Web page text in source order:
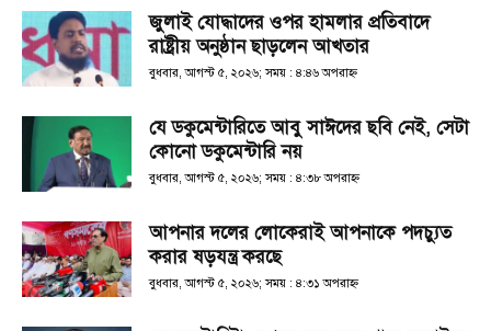
জুলাই যোদ্ধাদের ওপর হামলার প্রতিবাদে
রাষ্ট্রীয় অনুষ্ঠান ছাড়লেন আখতার
বুধবার, আগস্ট ৫, ২০২৬; সময় : ৪:৪৬ অপরাহ্ণ
যে ডকুমেন্টারিতে আবু সাঈদের ছবি নেই, সেটা
কোনো ডকুমেন্টারি নয়
বুধবার, আগস্ট ৫, ২০২৬; সময় : ৪:৩৮ অপরাহ্ণ
আপনার দলের লোকেরাই আপনাকে পদচ্যুত
করার ষড়যন্ত্র করছে
বুধবার, আগস্ট ৫, ২০২৬; সময় : ৪:৩১ অপরাহ্ণ